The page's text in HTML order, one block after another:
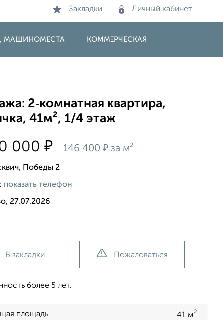
Закладки Личный кабинет
МАШИНОМЕСТА КОММЕРЧЕСКАЯ
2‑комнатная квартира,
41м², 1/4 этаж
000₽ 146 400₽ за м²
Победы 2
показать телефон
27.07.2026
В закладки Пожаловаться
более 5 лет.
площадь 41 м2